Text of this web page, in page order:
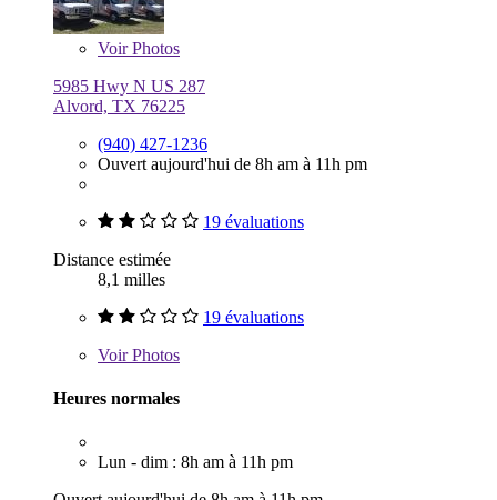
VoirPhotos
5985 Hwy N US 287
Alvord, TX 76225
(940) 427-1236
Ouvert aujourd'hui de 8h am à 11h pm
19 évaluations
Distance estimée
8,1 milles
19 évaluations
VoirPhotos
Heures normales
Lun - dim : 8h am à 11h pm